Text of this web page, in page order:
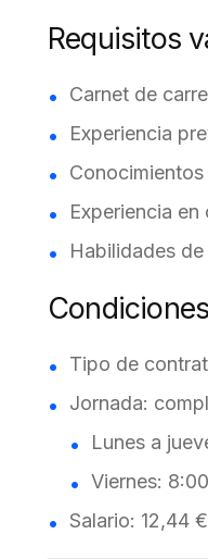
Requisitos
Carnet de
Experiencia
Experiencia
Habilidades
Condiciones
Tipo de
Jornada:
Lunes a
Viernes:
Salario: 12,44